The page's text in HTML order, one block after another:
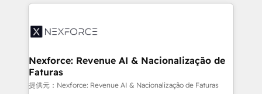
HubSpot Elite Partner—trusted by companies across
Implementation & Migration Onboarding across all
Station, Freshdesk, Intercom, and more. Custom
objects, automations, and integrations built for
growth. 🚀 AI-Driven GTM Orchestration Unify
Nexforce: Revenue AI & Nacionalização de
Faturas
提供元：Nexforce: Revenue AI & Nacionalização de Faturas